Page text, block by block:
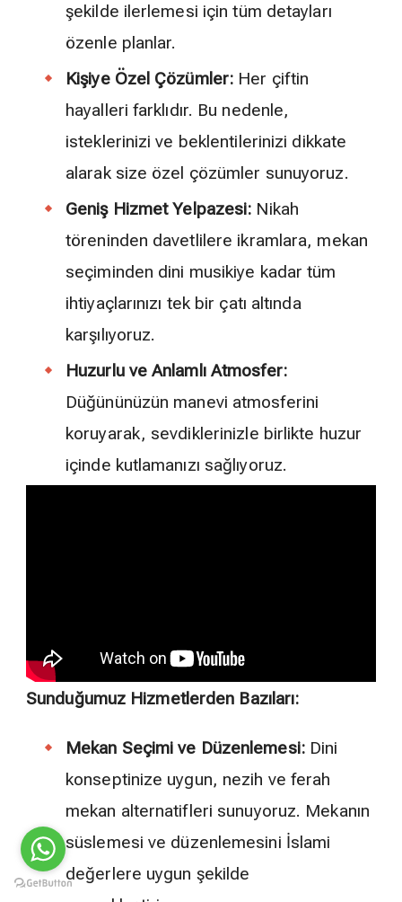
şekilde ilerlemesi için tüm detayları
özenle planlar.
Kişiye Özel Çözümler: Her çiftin
hayalleri farklıdır. Bu nedenle,
isteklerinizi ve beklentilerinizi dikkate
alarak size özel çözümler sunuyoruz.
Geniş Hizmet Yelpazesi: Nikah
töreninden davetlilere ikramlara, mekan
seçiminden dini musikiye kadar tüm
ihtiyaçlarınızı tek bir çatı altında
karşılıyoruz.
Huzurlu ve Anlamlı Atmosfer:
Düğününüzün manevi atmosferini
koruyarak, sevdiklerinizle birlikte huzur
içinde kutlamanızı sağlıyoruz.
Sunduğumuz Hizmetlerden Bazıları:
Mekan Seçimi ve Düzenlemesi:Dini
konseptinize uygun, nezih ve ferah
mekan alternatifleri sunuyoruz. Mekanın
süslemesi ve düzenlemesini İslami
değerlere uygun şekilde